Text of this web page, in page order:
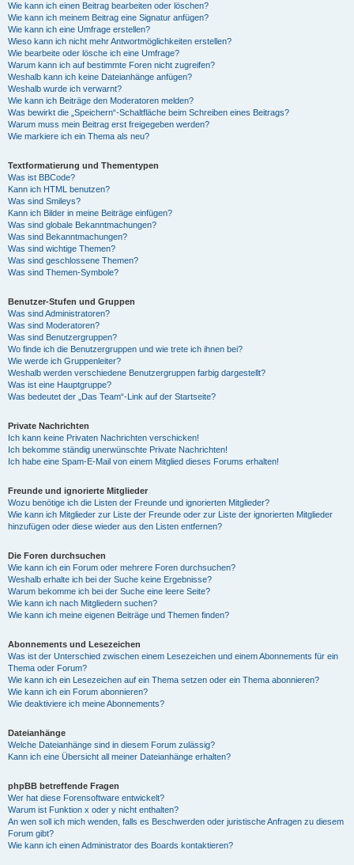
Wie kann ich einen Beitrag bearbeiten oder löschen?
Wie kann ich meinem Beitrag eine Signatur anfügen?
Wie kann ich eine Umfrage erstellen?
Wieso kann ich nicht mehr Antwortmöglichkeiten erstellen?
Wie bearbeite oder lösche ich eine Umfrage?
Warum kann ich auf bestimmte Foren nicht zugreifen?
Weshalb kann ich keine Dateianhänge anfügen?
Weshalb wurde ich verwarnt?
Wie kann ich Beiträge den Moderatoren melden?
Was bewirkt die „Speichern“-Schaltfläche beim Schreiben eines Beitrags?
Warum muss mein Beitrag erst freigegeben werden?
Wie markiere ich ein Thema als neu?
Textformatierung und Thementypen
Was ist BBCode?
Kann ich HTML benutzen?
Was sind Smileys?
Kann ich Bilder in meine Beiträge einfügen?
Was sind globale Bekanntmachungen?
Was sind Bekanntmachungen?
Was sind wichtige Themen?
Was sind geschlossene Themen?
Was sind Themen-Symbole?
Benutzer-Stufen und Gruppen
Was sind Administratoren?
Was sind Moderatoren?
Was sind Benutzergruppen?
Wo finde ich die Benutzergruppen und wie trete ich ihnen bei?
Wie werde ich Gruppenleiter?
Weshalb werden verschiedene Benutzergruppen farbig dargestellt?
Was ist eine Hauptgruppe?
Was bedeutet der „Das Team“-Link auf der Startseite?
Private Nachrichten
Ich kann keine Privaten Nachrichten verschicken!
Ich bekomme ständig unerwünschte Private Nachrichten!
Ich habe eine Spam-E-Mail von einem Mitglied dieses Forums erhalten!
Freunde und ignorierte Mitglieder
Wozu benötige ich die Listen der Freunde und ignorierten Mitglieder?
Wie kann ich Mitglieder zur Liste der Freunde oder zur Liste der ignorierten Mitglieder
hinzufügen oder diese wieder aus den Listen entfernen?
Die Foren durchsuchen
Wie kann ich ein Forum oder mehrere Foren durchsuchen?
Weshalb erhalte ich bei der Suche keine Ergebnisse?
Warum bekomme ich bei der Suche eine leere Seite?
Wie kann ich nach Mitgliedern suchen?
Wie kann ich meine eigenen Beiträge und Themen finden?
Abonnements und Lesezeichen
Was ist der Unterschied zwischen einem Lesezeichen und einem Abonnements für ein
Thema oder Forum?
Wie kann ich ein Lesezeichen auf ein Thema setzen oder ein Thema abonnieren?
Wie kann ich ein Forum abonnieren?
Wie deaktiviere ich meine Abonnements?
Dateianhänge
Welche Dateianhänge sind in diesem Forum zulässig?
Kann ich eine Übersicht all meiner Dateianhänge erhalten?
phpBB betreffende Fragen
Wer hat diese Forensoftware entwickelt?
Warum ist Funktion x oder y nicht enthalten?
An wen soll ich mich wenden, falls es Beschwerden oder juristische Anfragen zu diesem
Forum gibt?
Wie kann ich einen Administrator des Boards kontaktieren?